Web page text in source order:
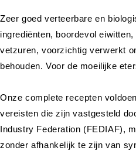
Zeer goed verteerbare en
ingrediënten, boordevol
vetzuren, voorzichtig verwerkt
behouden. Voor de moeilijke
Onze complete recepten
vereisten die zijn vastgesteld
Industry Federation (FEDIAF),
zonder afhankelijk te zijn van